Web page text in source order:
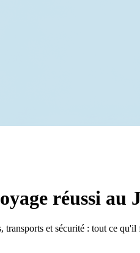
réussi au
transports et sécurité : tout ce